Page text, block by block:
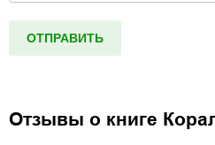
Отзывы о книге